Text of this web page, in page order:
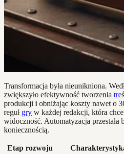
Transformacja była nieunikniona.
zwiększyło efektywność tworzenia tre
produkcji i obniżając koszty nawet o
reguł gry w każdej redakcji, która
widoczność. Automatyzacja przestała
koniecznością.
Etap rozwoju